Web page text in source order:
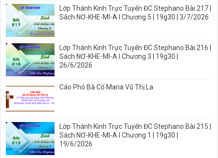
Lớp Thánh Kinh Trực Tuyến ĐC Stephano Bài 217 |
Sách NƠ-KHE-MI-A I Chương 5 | 19g30 | 3/7/2026
Lớp Thánh Kinh Trực Tuyến ĐC Stephano Bài 216 |
Sách NƠ-KHE-MI-A I Chương 3 | 19g30 |
26/6/2026
Cáo Phó Bà Cố Maria Vũ Thị La
Lớp Thánh Kinh Trực Tuyến ĐC Stephano Bài 215 |
Sách NƠ-KHE-MI-A I Chương 1 | 19g30 |
19/6/2026